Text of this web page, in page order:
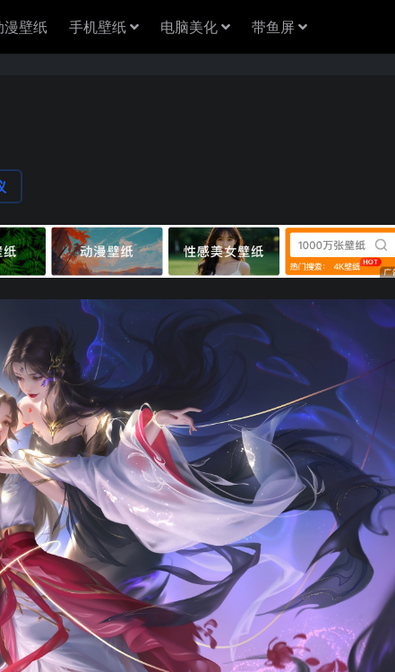
漫壁纸 手机壁纸 电脑美化 带鱼屏